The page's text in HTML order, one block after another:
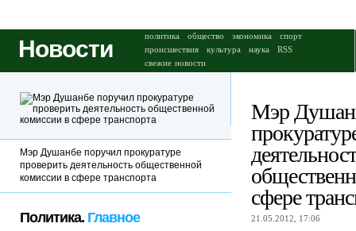
Новости политика общество экономика
спорт
происшествия
культура наука
RSS
свежие новости
Мэр
сфере
21.05.2012, 17:06
Мэр Душанбе поручил прокуратуре
проверить деятельность общественной
комиссии в сфере транспорта
Политика. Главное